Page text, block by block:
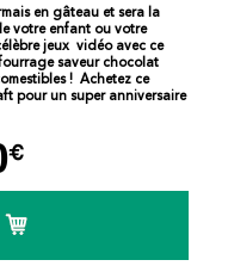
en gâteau et sera la
votre enfant ou votre
jeux vidéo avec ce
saveur chocolat
! Achetez ce
pour un super anniversaire
€